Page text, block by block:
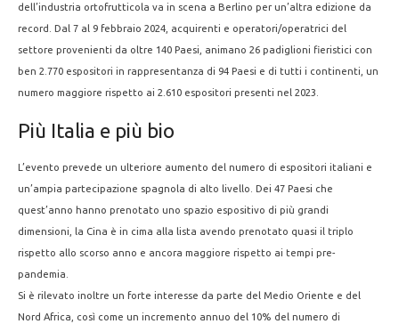
dell’industria ortofrutticola va in scena a Berlino per un’altra edizione da
record. Dal 7 al 9 febbraio 2024, acquirenti e operatori/operatrici del
settore provenienti da oltre 140 Paesi, animano 26 padiglioni fieristici con
ben 2.770 espositori in rappresentanza di 94 Paesi e di tutti i continenti, un
numero maggiore rispetto ai 2.610 espositori presenti nel 2023.
Più Italia e più bio
L’evento prevede un ulteriore aumento del numero di espositori italiani e
un’ampia partecipazione spagnola di alto livello. Dei 47 Paesi che
quest’anno hanno prenotato uno spazio espositivo di più grandi
dimensioni, la Cina è in cima alla lista avendo prenotato quasi il triplo
rispetto allo scorso anno e ancora maggiore rispetto ai tempi pre-
pandemia.
Si è rilevato inoltre un forte interesse da parte del Medio Oriente e del
Nord Africa, così come un incremento annuo del 10% del numero di